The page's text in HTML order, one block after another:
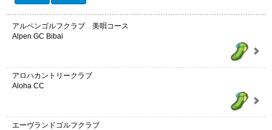
アルペンゴルフクラブ 美唄コース
Alpen GC Bibai
アロハカントリークラブ
Aloha CC
エーヴランドゴルフクラブ